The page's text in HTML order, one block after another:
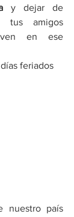
y dejar de
tus amigos
en ese
feriados
nuestro país